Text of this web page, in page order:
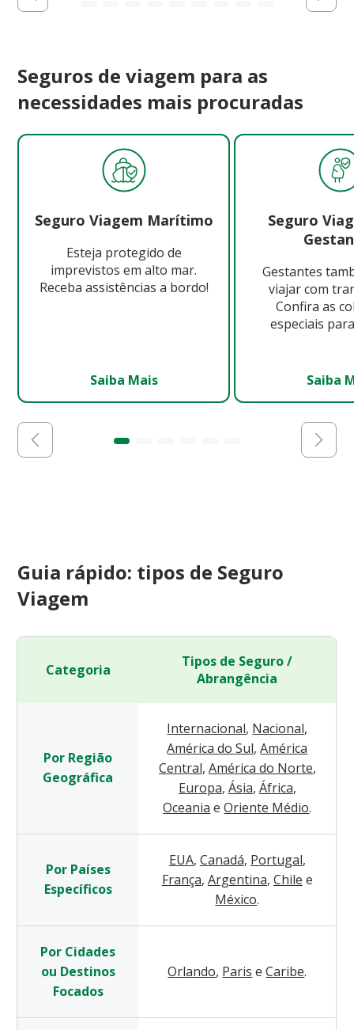
Seguros de viagem para as
necessidades mais procuradas
Seguro Viagem Marítimo
Esteja protegido de
imprevistos em alto mar.
Receba assistências a bordo!
Saiba Mais
Seguro
Gestantes
viajar com
Confira as
especiais
Saiba
Guia rápido: tipos de Seguro
Viagem
Categoria
Tipos de Seguro /
Abrangência
Por Região
Geográfica
Internacional, Nacional,
América do Sul, América
Central, América do Norte,
Europa, Ásia, África,
Oceania e Oriente Médio.
Por Países
Específicos
EUA, Canadá, Portugal,
França, Argentina, Chile e
México.
Por Cidades
ou Destinos
Focados
Orlando, Paris e Caribe.